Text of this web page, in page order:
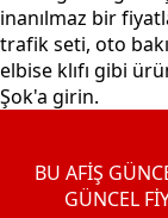
inanılmaz bir
trafik seti, oto
elbise klıfı gibi
Şok'a girin.
BU AFİŞ
GÜNCEL